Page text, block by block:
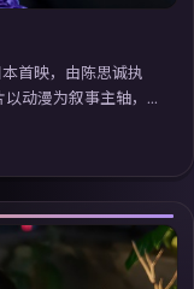
首映，由陈思诚执
动漫为叙事主轴，
影与配乐强化地域
剧在线看」延展检
。